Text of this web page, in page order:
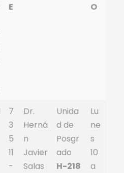
E
O
7
3
5
11
-
Dr.
Herná
n
Javier
Salas
Unida
d de
Posgr
ado
H-218
Lu
ne
s
10
a